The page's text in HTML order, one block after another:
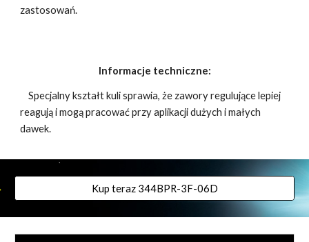
zastosowań.
Informacje techniczne:
Specjalny kształt kuli sprawia, że zawory regulujące lepiej
reagują i mogą pracować przy aplikacji dużych i małych
dawek.
Kup teraz 344BPR-3F-06D